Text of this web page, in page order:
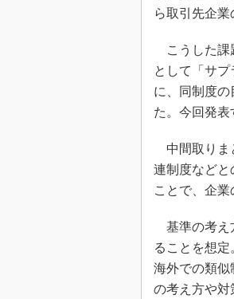
ら取引先企業
こうした課
として「サ
に、同制度
た。今回発表
中間取りま
連制度などと
ことで、企業
基準の考え
ることを想
海外での類
の考え方や対